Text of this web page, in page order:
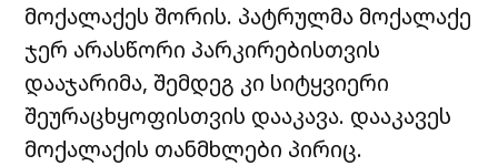
მოქალაქეს შორის. პატრულმა მოქალაქე
ჯერ არასწორი პარკირებისთვის
დააჯარიმა, შემდეგ კი სიტყვიერი
შეურაცხყოფისთვის დააკავა. დააკავეს
მოქალაქის თანმხლები პირიც.